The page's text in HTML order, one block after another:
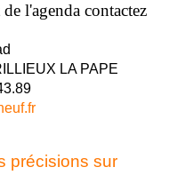
l'agenda contactez
LA PAPE
précisions sur